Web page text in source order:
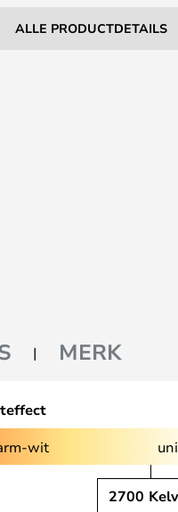
ALLE PRODUCTDETAILS
MERK
wit
2700